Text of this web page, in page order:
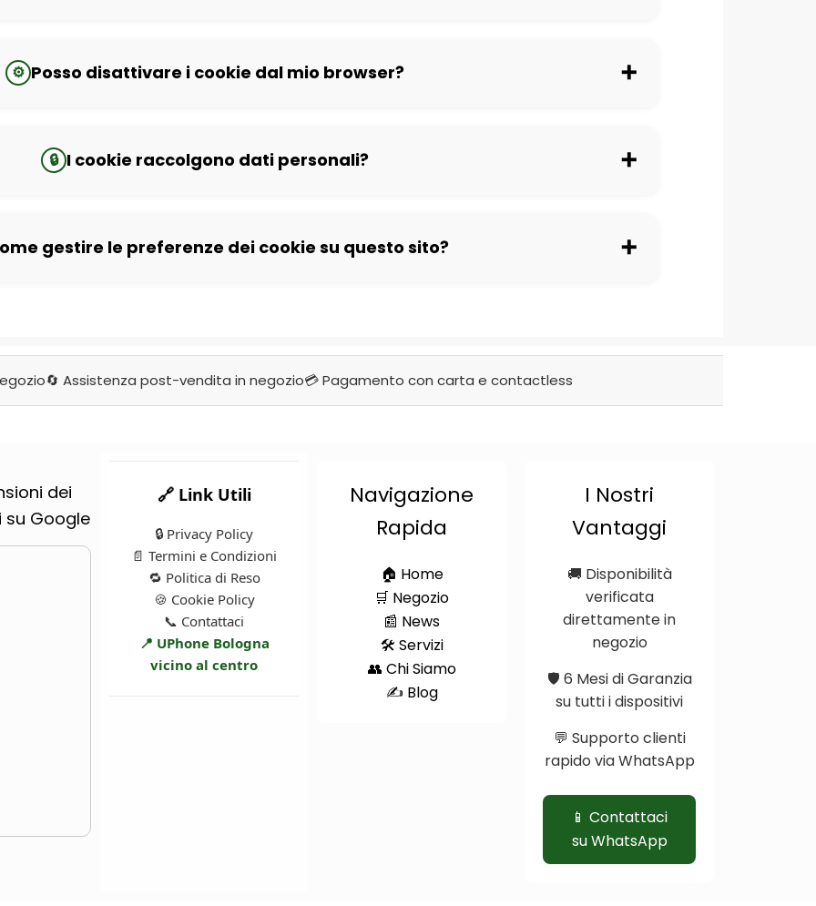
⚙️ Posso disattivare i cookie dal mio browser? ➕
🔒 I cookie raccolgono dati personali? ➕
gestire le preferenze dei cookie su questo sito? ➕
🔄 Assistenza post-vendita in negozio💳 Pagamento con carta e contactless
dei
Google
🔗 Link Utili
🔒 Privacy Policy
📄 Termini e Condizioni
🔁 Politica di Reso
🍪 Cookie Policy
📞 Contattaci
📍 UPhone Bologna
vicino al centro
Navigazione
Rapida
🏠 Home
🛒 Negozio
📰 News
🛠️ Servizi
👥 Chi Siamo
✍️ Blog
I Nostri
Vantaggi
🚚 Disponibilità
verificata
direttamente in
negozio
🛡️ 6 Mesi di Garanzia
su tutti i dispositivi
💬 Supporto clienti
rapido via WhatsApp
📱 Contattaci
su WhatsApp